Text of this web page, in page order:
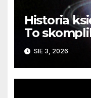
Historia
To
SIE 3, 2026